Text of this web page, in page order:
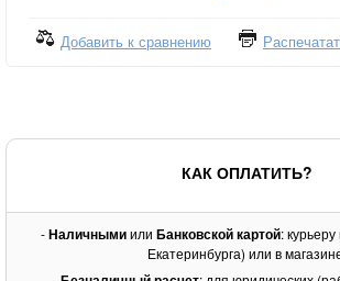
Добавить к сравнению
КАК ОПЛАТИТЬ?
-Наличнымиили Банковской картой:
Екатеринбурга) или в